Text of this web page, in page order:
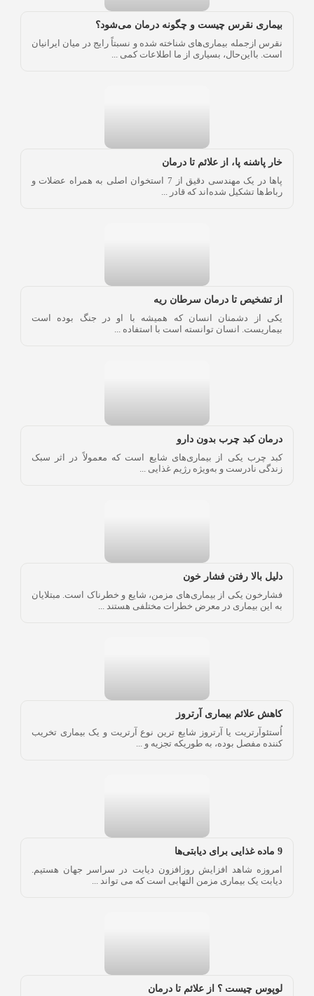
بیماری نقرس چیست و چگونه درمان می‌شود؟
نقرس ازجمله بیماری‌های شناخته شده و نسبتاً رایج در میان ایرانیان
است. بااین‌حال، بسیاری از ما اطلاعات کمی ...
خار پاشنه پا، از علائم تا درمان
پاها در یک مهندسی دقیق از 7 استخوان اصلی به همراه عضلات و
رباط‌ها تشکیل شده‌اند که قادر ...
از تشخیص تا درمان سرطان ریه
یکی از دشمنان انسان که همیشه با او در جنگ بوده است
بیماریست. انسان توانسته است با استفاده ...
درمان کبد چرب بدون دارو
کبد چرب یکی از بیماری‌های شایع است که معمولاً در اثر سبک
زندگی نادرست و به‌ویژه رژیم غذایی ...
دلیل بالا رفتن فشار خون
فشارخون یکی از بیماری‌های مزمن، شایع و خطرناک است. مبتلایان
به این بیماری در معرض خطرات مختلفی هستند ...
کاهش علائم بیماری آرتروز
اُستئوآرتریت یا آرتروز شایع ترین نوع آرتریت و یک بیماری تخریب
کننده مفصل بوده، به طوریکه تجزیه و ...
9 ماده غذایی برای دیابتی‌ها
امروزه شاهد افزایش روزافزون دیابت در سراسر جهان هستیم.
دیابت یک بیماری مزمن التهابی است که می تواند ...
لوپوس چیست ؟ از علائم تا درمان